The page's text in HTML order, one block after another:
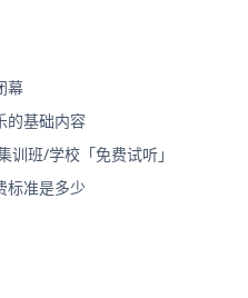
幕
的基础内容
班/学校「免费试听」
标准是多少